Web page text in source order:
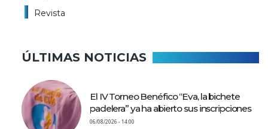
Revista
ÚLTIMAS NOTICIAS
El IV Torneo Benéfico “Eva, la bichete
padelera” ya ha abierto sus inscripciones
06/08/2026 - 14:00